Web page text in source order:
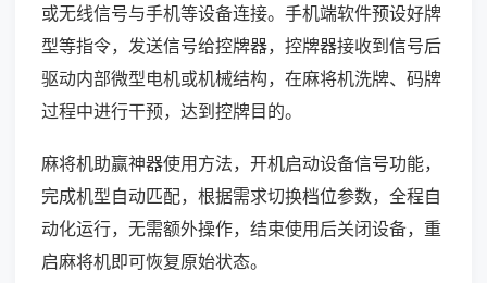
或无线信号与手机等设备连接。手机端软件预设好牌
型等指令，发送信号给控牌器，控牌器接收到信号后
驱动内部微型电机或机械结构，在麻将机洗牌、码牌
过程中进行干预，达到控牌目的。
麻将机助赢神器使用方法，开机启动设备信号功能，
完成机型自动匹配，根据需求切换档位参数，全程自
动化运行，无需额外操作，结束使用后关闭设备，重
启麻将机即可恢复原始状态。